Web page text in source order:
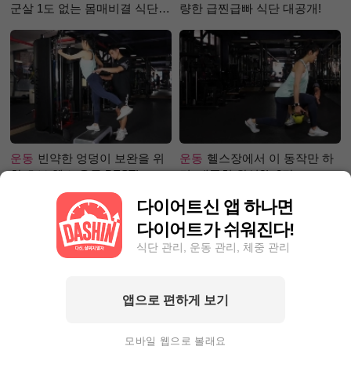
군살 1도 없는 몸매비결 식단
량한 급찐급빠 식단 대공개!
운동 빈약한 엉덩이 보완을 위
한 초보 헬스 운동 BEST!
운동 헬스장에서 이 동작만 하
면, 애플힙 완성?! -2탄-
안 난다면? 9Kg 감량한 그녀처
4.4kg뺀 자기관리왕! 완벽한 눈
다이어트신 앱 하나면
다이어트가 쉬워진다!
식단 관리, 운동 관리, 체중 관리
앱으로 편하게 보기
모바일 웹으로 볼래요